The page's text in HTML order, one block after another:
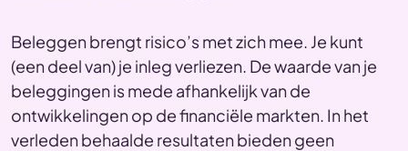
Beleggen brengt risico’s met zich mee. Je kunt
(een deel van) je inleg verliezen. De waarde van je
beleggingen is mede afhankelijk van de
ontwikkelingen op de financiële markten. In het
verleden behaalde resultaten bieden geen